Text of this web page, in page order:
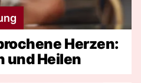
Herzen:
und Heilen